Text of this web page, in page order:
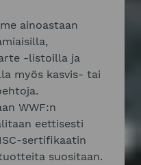
ainoastaan
-listoilla ja
myös kasvis- tai
WWF:n
eettisesti
sertifikaatin
suositaan.